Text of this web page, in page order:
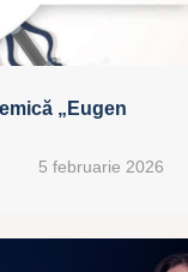
„Eugen
5 februarie 2026